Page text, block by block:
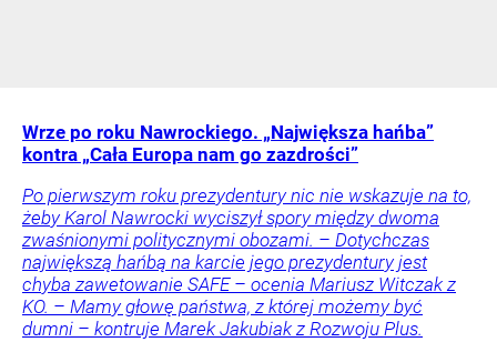
Wrze po roku Nawrockiego. „Największa hańba”
kontra „Cała Europa nam go zazdrości”
Po pierwszym roku prezydentury nic nie wskazuje na to,
żeby Karol Nawrocki wyciszył spory między dwoma
zwaśnionymi politycznymi obozami. – Dotychczas
największą hańbą na karcie jego prezydentury jest
chyba zawetowanie SAFE – ocenia Mariusz Witczak z
KO. – Mamy głowę państwa, z której możemy być
dumni – kontruje Marek Jakubiak z Rozwoju Plus.